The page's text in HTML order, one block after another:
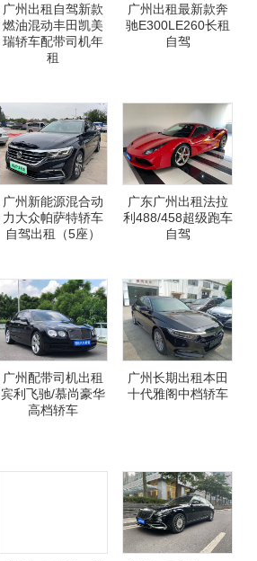
广州出租自驾新款
燃油混动丰田凯美
瑞轿车配带司机年
租
广州出租最新款奔
驰E300LE260长租
自驾
广州新能源混合动
力大众帕萨特轿车
自驾出租（5座）
广东广州出租法拉
利488/458超级跑车
自驾
广州配带司机出租
宾利飞驰/慕尚豪华
高档轿车
广州长期出租本田
十代雅阁中档轿车